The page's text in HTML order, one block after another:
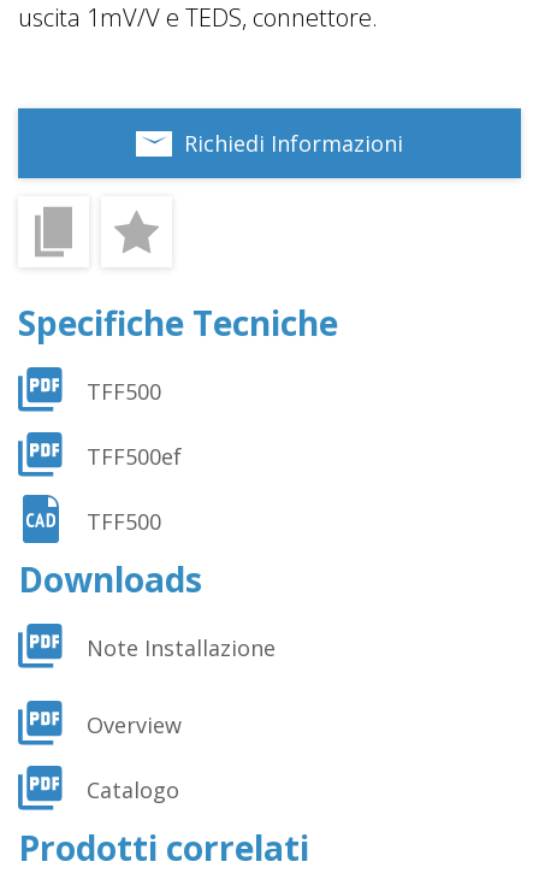
uscita 1mV/V e TEDS, connettore.
Richiedi Informazioni
Specifiche Tecniche
TFF500
TFF500ef
TFF500
Downloads
Note Installazione
Overview
Catalogo
Prodotti correlati